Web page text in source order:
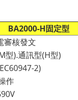
BA2000-H固定型
審核發文
型).通訊型(H型)
2)
作